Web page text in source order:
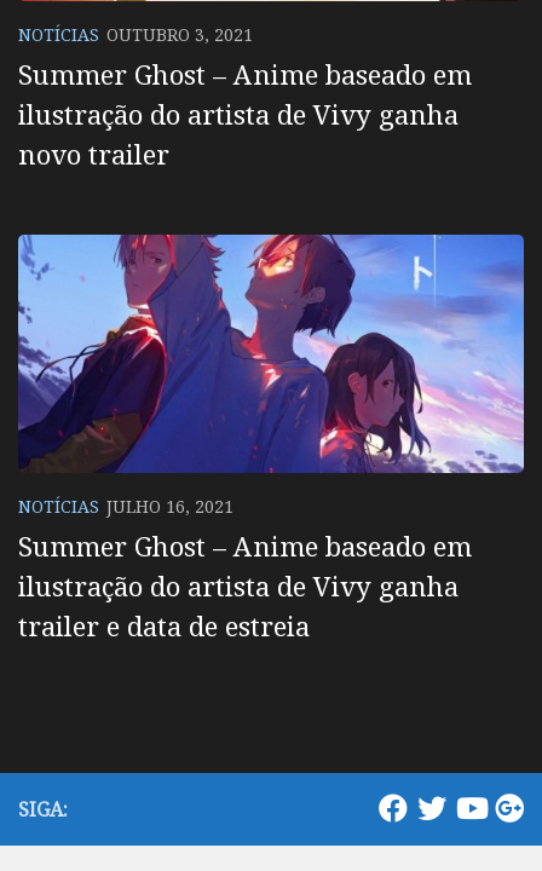
NOTÍCIAS OUTUBRO 3, 2021
Summer Ghost – Anime baseado em
ilustração do artista de Vivy ganha
novo trailer
NOTÍCIAS JULHO 16, 2021
Summer Ghost – Anime baseado em
ilustração do artista de Vivy ganha
trailer e data de estreia
SIGA: